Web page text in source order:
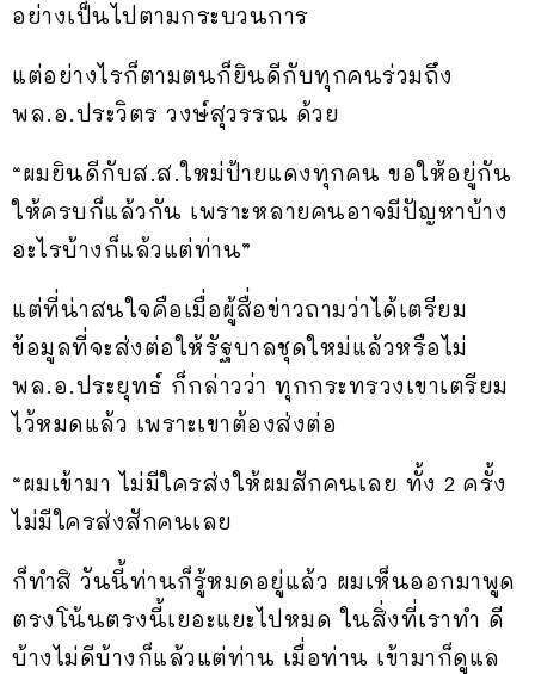
อย่างเป็นไปตามกระบวนการ
แต่อย่างไรก็ตามตนก็ยินดีกับทุกคนร่วมถึง
พล.อ.ประวิตร วงษ์สุวรรณ ด้วย
“ผมยินดีกับส.ส.ใหม่ป้ายแดงทุกคน ขอให้อยู่กัน
ให้ครบก็แล้วกัน เพราะหลายคนอาจมีปัญหาบ้าง
อะไรบ้างก็แล้วแต่ท่าน”
แต่ที่น่าสนใจคือเมื่อผู้สื่อข่าวถามว่าได้เตรียม
ข้อมูลที่จะส่งต่อให้รัฐบาลชุดใหม่แล้วหรือไม่
พล.อ.ประยุทธ์ ก็กล่าวว่า ทุกกระทรวงเขาเตรียม
ไว้หมดแล้ว เพราะเขาต้องส่งต่อ
“ผมเข้ามา ไม่มีใครส่งให้ผมสักคนเลย ทั้ง 2 ครั้ง
ไม่มีใครส่งสักคนเลย
ก็ทำสิ วันนี้ท่านก็รู้หมดอยู่แล้ว ผมเห็นออกมาพูด
ตรงโน้นตรงนี้เยอะแยะไปหมด ในสิ่งที่เราทำ ดี
บ้างไม่ดีบ้างก็แล้วแต่ท่าน เมื่อท่าน เข้ามาก็ดูแล